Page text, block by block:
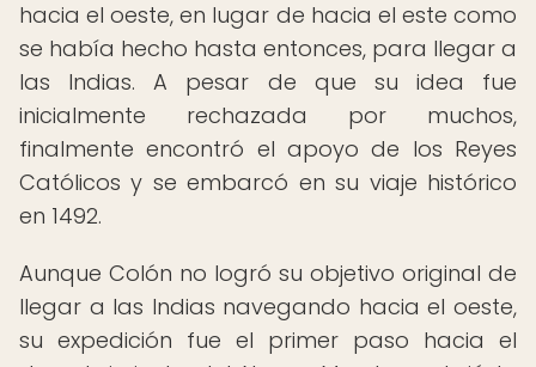
hacia el oeste, en lugar de hacia el este como
se había hecho hasta entonces, para llegar a
las Indias. A pesar de que su idea fue
inicialmente rechazada por muchos,
finalmente encontró el apoyo de los Reyes
Católicos y se embarcó en su viaje histórico
en 1492.
Aunque Colón no logró su objetivo original de
llegar a las Indias navegando hacia el oeste,
su expedición fue el primer paso hacia el